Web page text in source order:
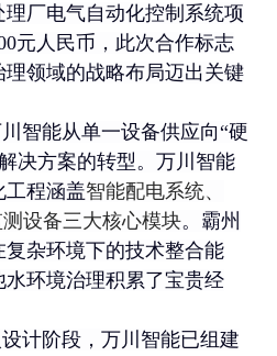
厂电气自动化控制系统项
元人民币，此次合作标志
领域的战略布局迈出关键
智能从单一设备供应向“硬
决方案的转型。万川智能
工程涵盖智能配电系统、
设备三大核心模块。霸州
杂环境下的技术整合能
环境治理积累了宝贵经
计阶段，万川智能已组建